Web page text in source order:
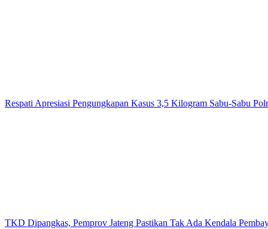
Respati Apresiasi Pengungkapan Kasus 3,5 Kilogram Sabu-Sabu
TKD Dipangkas, Pemprov Jateng Pastikan Tak Ada Kendala